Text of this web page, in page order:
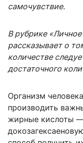
самочувствие.
В рубрике
рассказывает о
количестве
достаточного
Организм
производить
жирные кислоты